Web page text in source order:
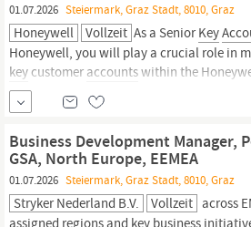
01.07.2026 Steiermark, Graz Stadt, 8010, Graz
Honeywell Vollzeit As a SeniorKey
Honeywell, you will play a crucial role in
key customer accountswithin the
business unit. You will be responsible for
relationships with
Business Development Manager,
GSA, North Europe, EEMEA
01.07.2026 Steiermark, Graz Stadt, 8010, Graz
Stryker Nederland B.V. Vollzeit across
assigned regions and key business